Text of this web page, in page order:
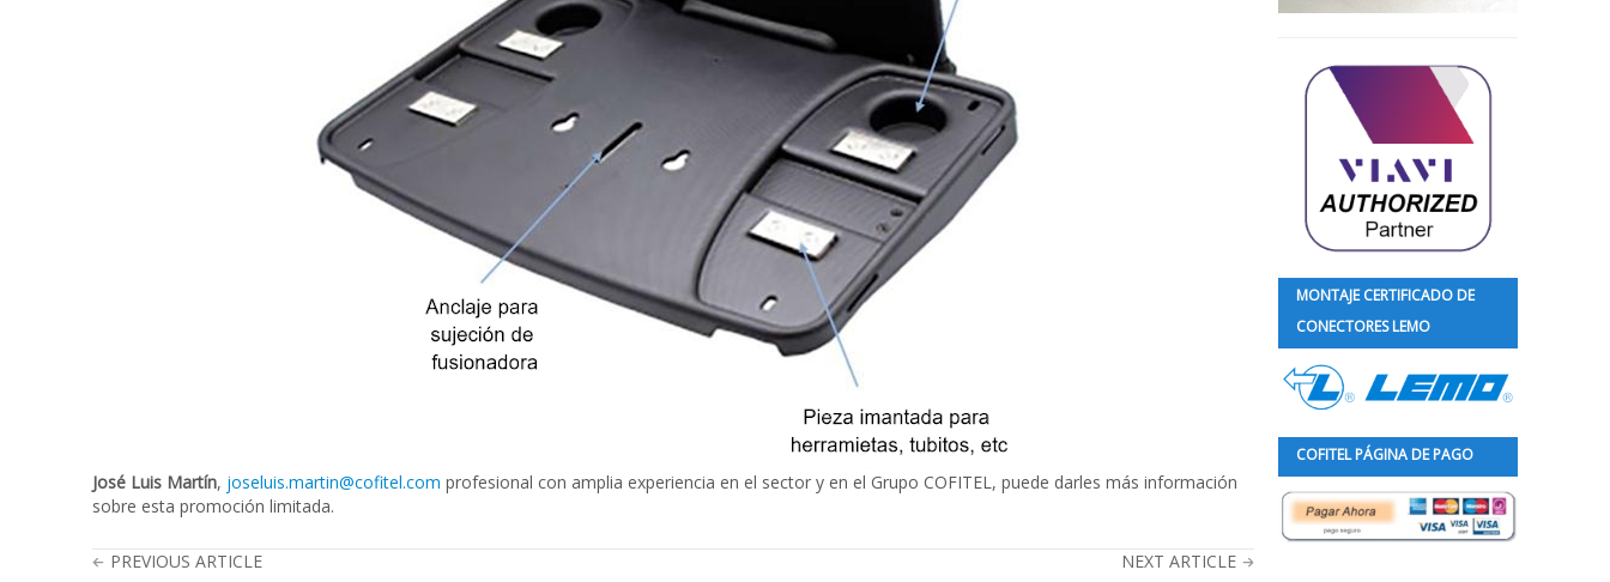
José Luis Martín, joseluis.martin@cofitel.com profesional con amplia experiencia en el sector y en el Grupo COFITEL, puede darles más información
sobre esta promoción limitada.
PREVIOUS ARTICLE NEXT ARTICLE
MONTAJE CERTIFICADO DE
CONECTORES LEMO
COFITEL PÁGINA DE PAGO